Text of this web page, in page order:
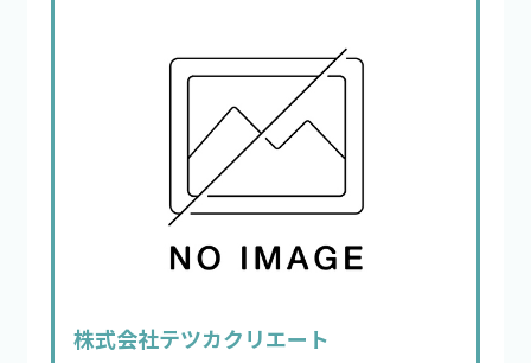
株式会社テツカクリエート